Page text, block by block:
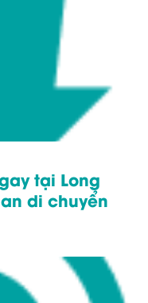
tại Long
di chuyển